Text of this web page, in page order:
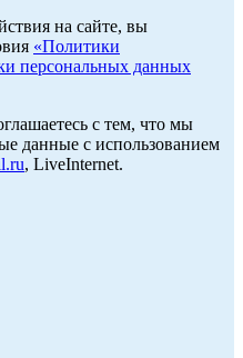
на сайте, вы
«Политики
персональных данных
с тем, что мы
данные с использованием
, LiveInternet.